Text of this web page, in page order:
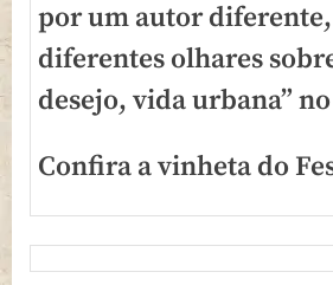
por um autor
diferentes olhares
desejo, vida urbana”
Confira a vinheta do